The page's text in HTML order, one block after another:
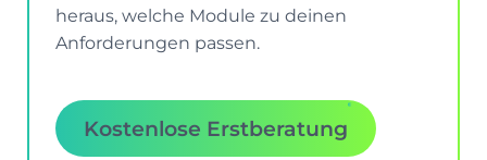
heraus, welche Module zu deinen
Anforderungen passen.
Kostenlose Erstberatung